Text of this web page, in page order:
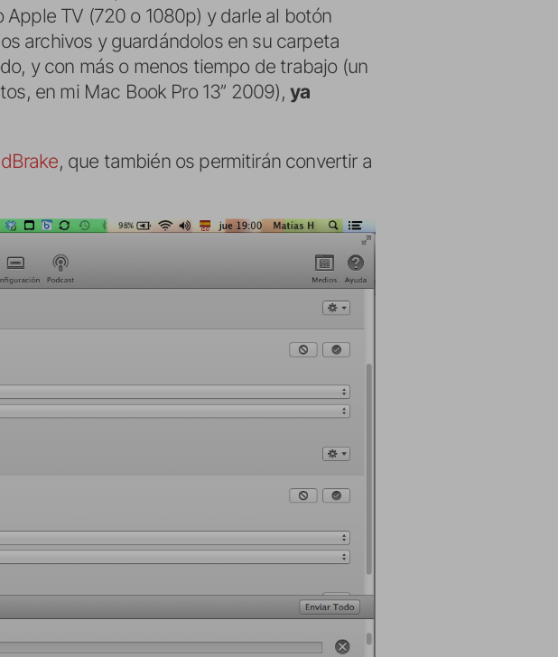
TV (720 o 1080p) y darle al botón
archivos y guardándolos en su carpeta
y con más o menos tiempo de trabajo (un
en mi Mac Book Pro 13’’ 2009), ya
, que también os permitirán convertir a